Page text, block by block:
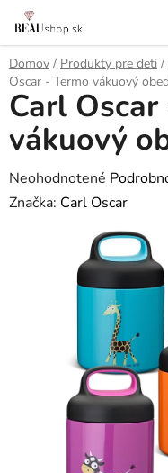
Prejsť
obsah
Domov / Produkty pre deti /
Oscar - Termo vákuový
Carl
vákuový
Priemerné
hodnotenie
Neohodnotené
Značka: Carl Oscar